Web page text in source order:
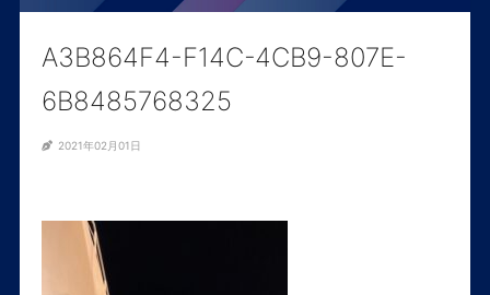
A3B864F4-F14C-4CB9-807E-
6B8485768325
2021年02月01日